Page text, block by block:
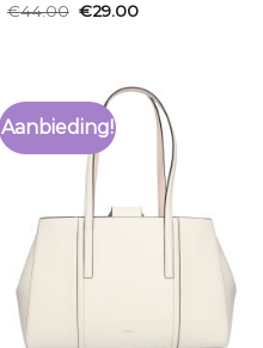
€44.00 €29.00
Aanbieding!